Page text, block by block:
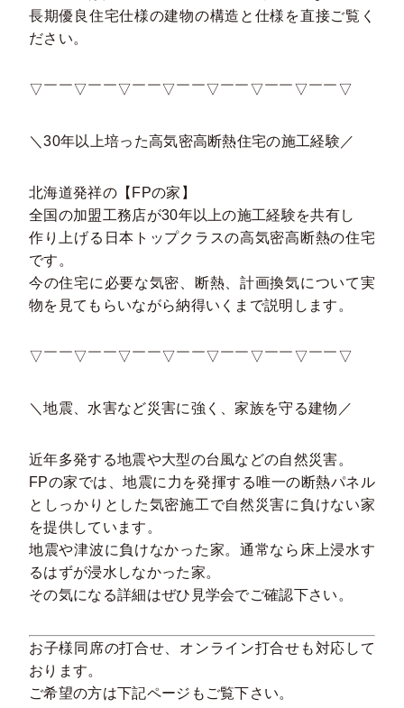
長期優良住宅仕様の建物の構造と仕様を直接ご覧く
ださい。
▽￣￣▽￣￣▽￣￣▽￣￣▽￣￣▽￣￣▽￣￣▽
＼30年以上培った高気密高断熱住宅の施工経験／
北海道発祥の【FPの家】
全国の加盟工務店が30年以上の施工経験を共有し
作り上げる日本トップクラスの高気密高断熱の住宅
です。
今の住宅に必要な気密、断熱、計画換気について実
物を見てもらいながら納得いくまで説明します。
▽￣￣▽￣￣▽￣￣▽￣￣▽￣￣▽￣￣▽￣￣▽
＼地震、水害など災害に強く、家族を守る建物／
近年多発する地震や大型の台風などの自然災害。
FPの家では、地震に力を発揮する唯一の断熱パネル
としっかりとした気密施工で自然災害に負けない家
を提供しています。
地震や津波に負けなかった家。通常なら床上浸水す
るはずが浸水しなかった家。
その気になる詳細はぜひ見学会でご確認下さい。
お子様同席の打合せ、オンライン打合せも対応して
おります。
ご希望の方は下記ページもご覧下さい。